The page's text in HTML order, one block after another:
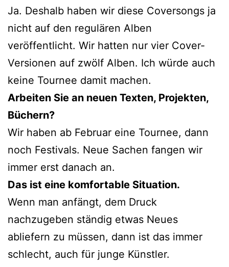
Ja. Deshalb haben wir diese Coversongs ja
nicht auf den regulären Alben
veröffentlicht. Wir hatten nur vier Cover-
Versionen auf zwölf Alben. Ich würde auch
keine Tournee damit machen.
Arbeiten Sie an neuen Texten, Projekten,
Büchern?
Wir haben ab Februar eine Tournee, dann
noch Festivals. Neue Sachen fangen wir
immer erst danach an.
Das ist eine komfortable Situation.
Wenn man anfängt, dem Druck
nachzugeben ständig etwas Neues
abliefern zu müssen, dann ist das immer
schlecht, auch für junge Künstler.